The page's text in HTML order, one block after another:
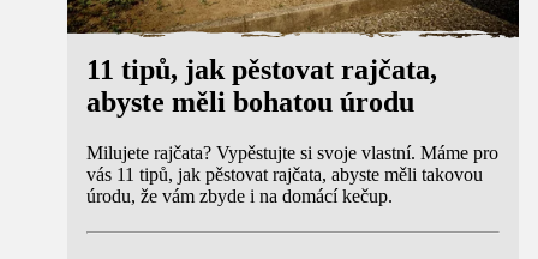
11 tipů, jak pěstovat rajčata,
abyste měli bohatou úrodu
Milujete rajčata? Vypěstujte si svoje vlastní. Máme pro
vás 11 tipů, jak pěstovat rajčata, abyste měli takovou
úrodu, že vám zbyde i na domácí kečup.